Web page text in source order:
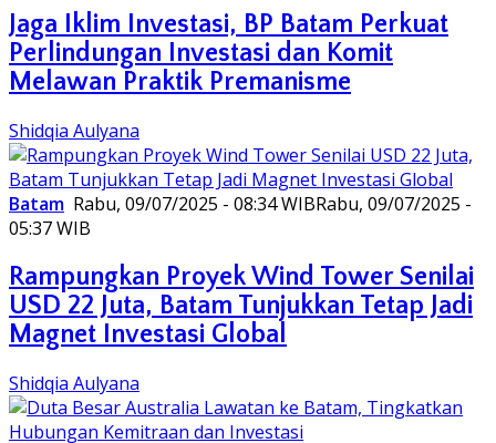
Jaga Iklim Investasi, BP Batam Perkuat
Perlindungan Investasi dan Komit
Melawan Praktik Premanisme
Shidqia Aulyana
Batam Rabu, 09/07/2025 - 08:34 WIBRabu, 09/07/2025 -
05:37 WIB
Rampungkan Proyek Wind Tower Senilai
USD 22 Juta, Batam Tunjukkan Tetap Jadi
Magnet Investasi Global
Shidqia Aulyana